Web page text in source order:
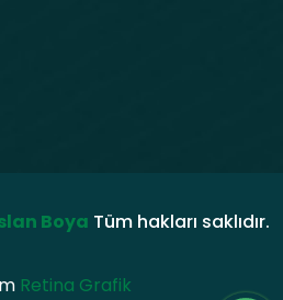
Boya Tüm hakları saklıdır.
Retina Grafik